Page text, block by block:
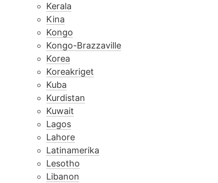
Kerala
Kina
Kongo
Kongo-Brazzaville
Korea
Koreakriget
Kuba
Kurdistan
Kuwait
Lagos
Lahore
Latinamerika
Lesotho
Libanon